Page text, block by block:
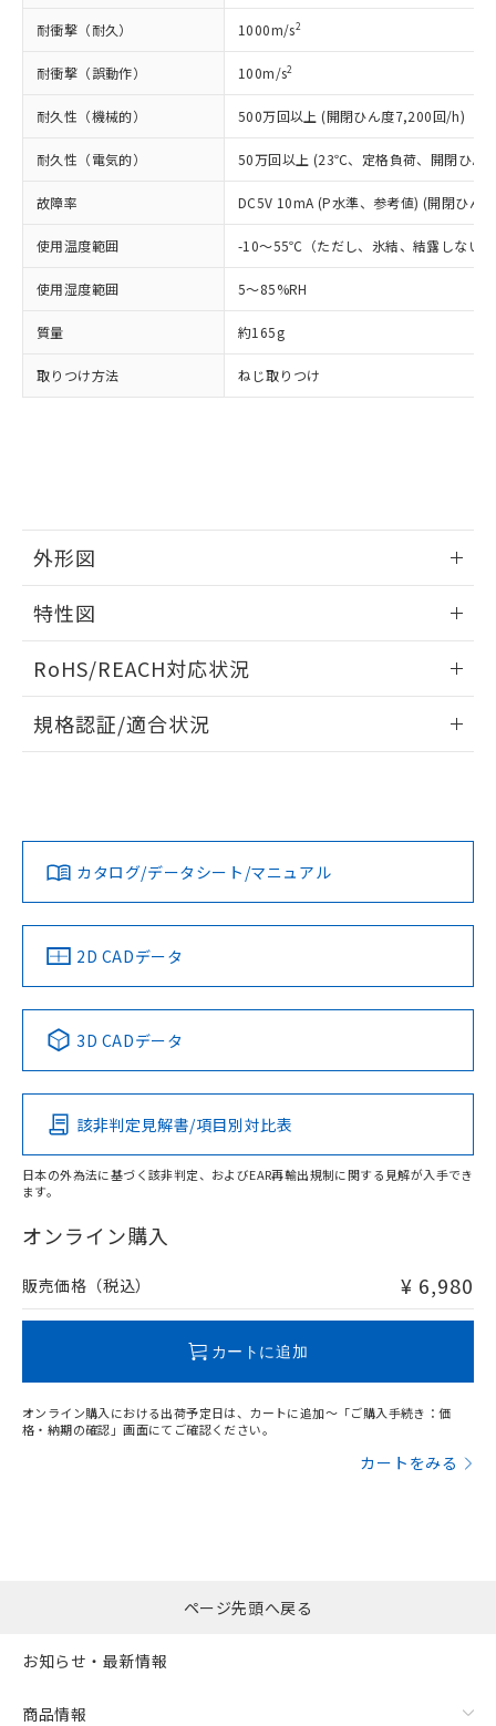
耐衝撃（耐久） 1000m/s2
耐衝撃（誤動作） 100m/s2
耐久性（機械的） 500万回以上 (開閉ひん度7,200回/h)
耐久性（電気的） 50万回以上 (23℃、定格負荷、開閉ひん
故障率 DC5V 10mA (P水準、参考値) (開閉ひん
使用温度範囲 -10～55℃（ただし、氷結、結露しない
使用湿度範囲 5～85%RH
質量 約165g
取りつけ方法 ねじ取りつけ
外形図
外形図
特性図
電気的寿命曲線
RoHS/REACH対応状況
EU RoHS 注意事項・凡例
対応済み
中国 RoHS 注意事項・凡例
Pb Hg Cd Cr(VI)
O
在庫等で未対応品が混在する可能性があります。
問い合わせください。
規格認証/適合状況
LR型式承認
（イギリス
船舶規格）
DNV型式承認
（ノルウェー
BV型式承認
（フランス
KR型式
（韓国
Yes No No No
この製品の規格認証/適合状況ページへ
その他の認証はこちらのページからご検索ください
カタログ/データシート/マニュアル
2D CADデータ
3D CADデータ
該非判定見解書/項目別対比表
日本の外為法に基づく該非判定、およびEAR再輸出規制に関する見解が入手でき
ます。
オンライン購入
販売価格（税込） ¥ 6,980
カートに追加
オンライン購入における出荷予定日は、カートに追加～「ご購入手続き：価
格・納期の確認」画面にてご確認ください。
カートをみる
正式な納期状況および標準価格はお客
様のお取引先、またはお客様担当のオ
ムロン制御機器販売店・当社販売員に
ご相談ください。
オムロン制御機器販売店や当社販売拠
点は「
販売ネットワーク
」をご確認
在庫状況および標準価格結果を当社の
事前の承諾なく第三者に漏洩または開
示しないようお願いします。
マイパーツ機能（部品リスト作成サー
メンバーズにご登録されている必要が
お客様が当ウェブサイト上で当社にご
登録された部品リストについて、当社
および当社の共同利用者が、当社の製
品・サービスに関するお客様との取
（DBP） 1000ppm以下、フタル酸ジイソブチル
但し、RoHS指令で産業用監視および制御機器に対する
適用除外項目は除く。
フタル酸エステル類の４物質については閾値を超える意
図的な使用がないことを確認しています。
部品在庫の切り替え状況などにより、予定
月が前後することがあります。
※3 非含有証明書ダウンロード
下記の非含有証明書をダウンロードするこ
るもので、過去に遡って非含有を証明する
ものではありません。
物質の対応では、対応完了までの期間は出
荷製品に未対応品が混在することから備考
欄に対応日を記載しておりました。
既に当社にて対応品への在庫切替を完了
していることから、特段のことがない限
り、2022年1月12日より割愛しておりま
す。
DBP(フタル酸ジブチル) : 1000ppm、 DIBP(フタル酸ジ
イソブチル) : 1000ppm、 BBP(フタル酸ブチルベンジ
DEHP(フタル酸ビス(2-エチルヘキシル)) : 1000ppm
※2 環境保護使用期限
「ｅ」：有害物質（10物質）のすべてが基
準値以下であることを示します。
「10」：通常の使用状況下において有害物
質が外部に漏えいし、環境に深刻な影響を
及ぼさない年数を意味します。
「－」：未確認です。当社販売部門へお問
全に破砕するなど、違法に輸出されな
いよう必要な手段を講じます。
当社は貴社製品を、核兵器、ミサイ
ル、化学兵器、生物兵器またはその他
武器並びにこれらの製造装置等に一切
使用いたしません。
当社は、貴社製品を第三者に販売する
場合は、上記1、2および3の内容を当
該第三者に通知します。また当社は、
販売先および販売に係わる関係者が違
法に輸出するおそれがある場合は、取
△ 一定数には満たないが在庫あり
在庫なし(最新の在庫状況につ
いては、お客様のお取引先、ま
たはお客様担当のオムロン制御
機器販売店・当社販売員にご確
認ください)
空
受注生産機種、また在庫状況の
情報を公開していない機種
ページ先頭へ戻る
お知らせ・最新情報
商品情報